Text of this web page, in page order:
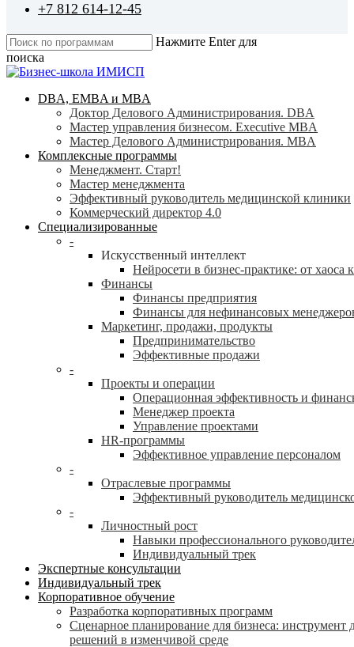
+7 812 614-12-45
Нажмите Enter для
поиска
Close
search
Menu
DBA, EMBA и MBA
Доктор Делового Администрирования. DBA
Мастер управления бизнесом. Executive MBA
Мастер Делового Администрирования. MBA
Комплексные программы
Менеджмент. Старт!
Мастер менеджмента
Эффективный руководитель медицинской клиники
Коммерческий директор 4.0
Специализированные
-
Искусственный интеллект
Нейросети в бизнес-практике: от хаоса
Финансы
Финансы предприятия
Финансы для нефинансовых
Маркетинг, продажи, продукты
Предпринимательство
Эффективные продажи
-
Проекты и операции
Операционная эффективность и
Менеджер проекта
Управление проектами
HR-программы
Эффективное управление персоналом
-
Отраслевые программы
Эффективный руководитель
-
Личностный рост
Навыки профессионального
Индивидуальный трек
Экспертные консультации
Индивидуальный трек
Корпоративное обучение
Разработка корпоративных программ
Сценарное планирование для бизнеса: инструмент
решений в изменчивой среде